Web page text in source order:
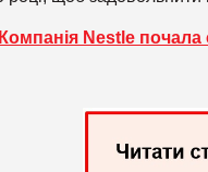
Компанія Nestle